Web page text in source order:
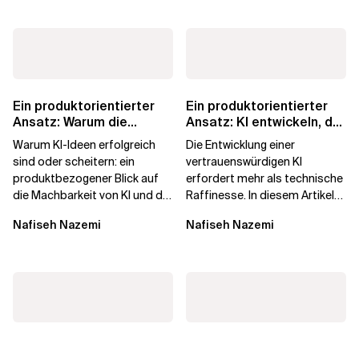
Ein produktorientierter
Ansatz: Warum die
Machbarkeit von KI
darüber...
Warum KI-Ideen erfolgreich
sind oder scheitern: ein
produktbezogener Blick auf
die Machbarkeit von KI und die
verarbeiten, und...
Nafiseh Nazemi
Ein produktorientierter
Ansatz: KI entwickeln, der
die Menschen vertrauen
Die Entwicklung einer
vertrauenswürdigen KI
erfordert mehr als technische
Raffinesse. In diesem Artikel
Begehrlichkeit von KI...
Nafiseh Nazemi